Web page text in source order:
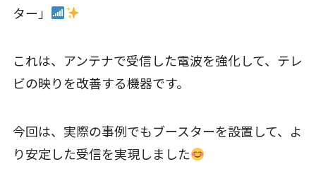
ター」
これは、アンテナで受信した電波を強化して、テレ
ビの映りを改善する機器です。
今回は、実際の事例でもブースターを設置して、よ
り安定した受信を実現しました